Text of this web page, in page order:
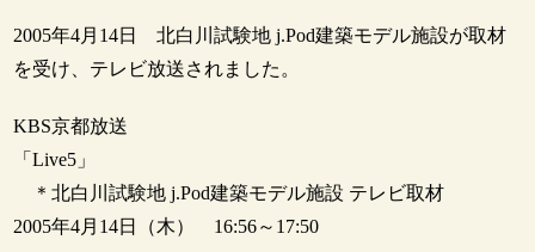
2005年4月14日 北白川試験地 j.Pod建築モデル施設が取材
を受け、テレビ放送されました。
KBS京都放送
「Live5」
＊北白川試験地 j.Pod建築モデル施設 テレビ取材
2005年4月14日（木） 16:56～17:50